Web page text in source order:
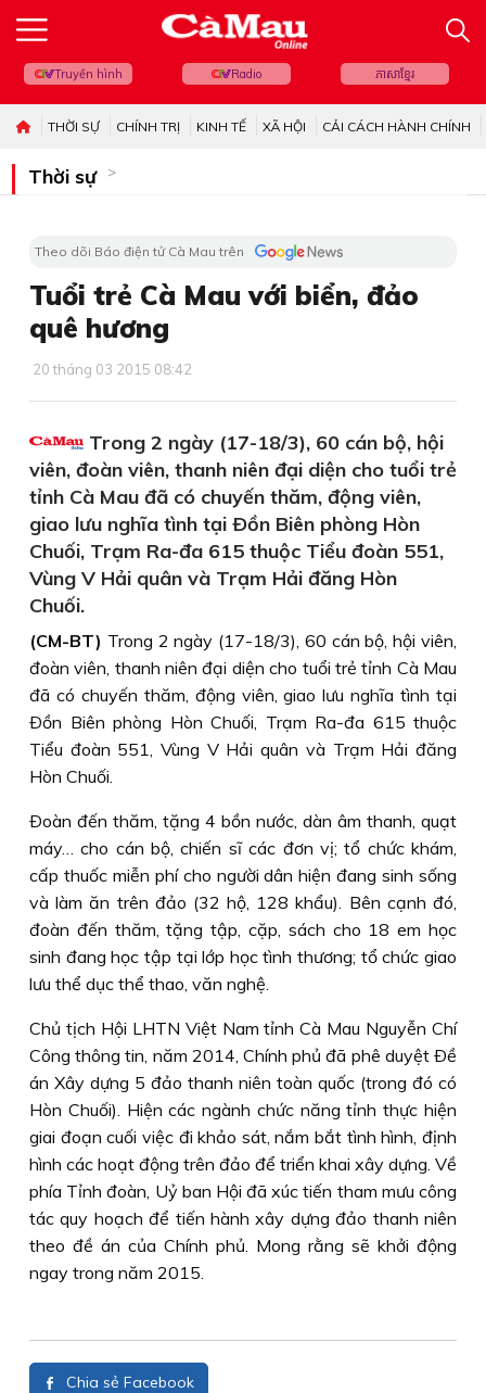
Truyền hình Radio ភាសាខ្មែរ
THỜI SỰ CHÍNH TRỊ KINH TẾ XÃ HỘI CẢI CÁCH HÀNH CHÍNH
Thời sự
Theo dõi Báo điện tử Cà Mau trên
Tuổi trẻ Cà Mau với biển, đảo
quê hương
20 tháng 03 2015 08:42
Trong 2 ngày (17-18/3), 60 cán bộ, hội
viên, đoàn viên, thanh niên đại diện cho tuổi trẻ
tỉnh Cà Mau đã có chuyến thăm, động viên,
giao lưu nghĩa tình tại Ðồn Biên phòng Hòn
Chuối, Trạm Ra-đa 615 thuộc Tiểu đoàn 551,
Vùng V Hải quân và Trạm Hải đăng Hòn
Chuối.
(CM-BT) Trong 2 ngày (17-18/3), 60 cán bộ, hội viên,
đoàn viên, thanh niên đại diện cho tuổi trẻ tỉnh Cà Mau
đã có chuyến thăm, động viên, giao lưu nghĩa tình tại
Ðồn Biên phòng Hòn Chuối, Trạm Ra-đa 615 thuộc
Tiểu đoàn 551, Vùng V Hải quân và Trạm Hải đăng
Hòn Chuối.
Ðoàn đến thăm, tặng 4 bồn nước, dàn âm thanh, quạt
máy… cho cán bộ, chiến sĩ các đơn vị; tổ chức khám,
cấp thuốc miễn phí cho người dân hiện đang sinh sống
và làm ăn trên đảo (32 hộ, 128 khẩu). Bên cạnh đó,
đoàn đến thăm, tặng tập, cặp, sách cho 18 em học
sinh đang học tập tại lớp học tình thương; tổ chức giao
lưu thể dục thể thao, văn nghệ.
Chủ tịch Hội LHTN Việt Nam tỉnh Cà Mau Nguyễn Chí
Công thông tin, năm 2014, Chính phủ đã phê duyệt Ðề
án Xây dựng 5 đảo thanh niên toàn quốc (trong đó có
Hòn Chuối). Hiện các ngành chức năng tỉnh thực hiện
giai đoạn cuối việc đi khảo sát, nắm bắt tình hình, định
hình các hoạt động trên đảo để triển khai xây dựng. Về
phía Tỉnh đoàn, Uỷ ban Hội đã xúc tiến tham mưu công
tác quy hoạch để tiến hành xây dựng đảo thanh niên
theo đề án của Chính phủ. Mong rằng sẽ khởi động
ngay trong năm 2015.
Chia sẻ Facebook